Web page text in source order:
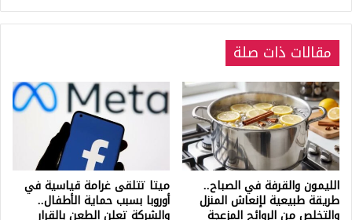
مقالات ذات صلة
الليمون والقرفة في الصباح..
طريقة طبيعية لإنعاش المنزل
ميتا تتلقى غرامة قياسية في
أوروبا بسبب حماية الأطفال..